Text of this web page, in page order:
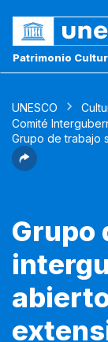
Patrimonio
UNESCO
Comité
Grupo de trabajo
Grupo